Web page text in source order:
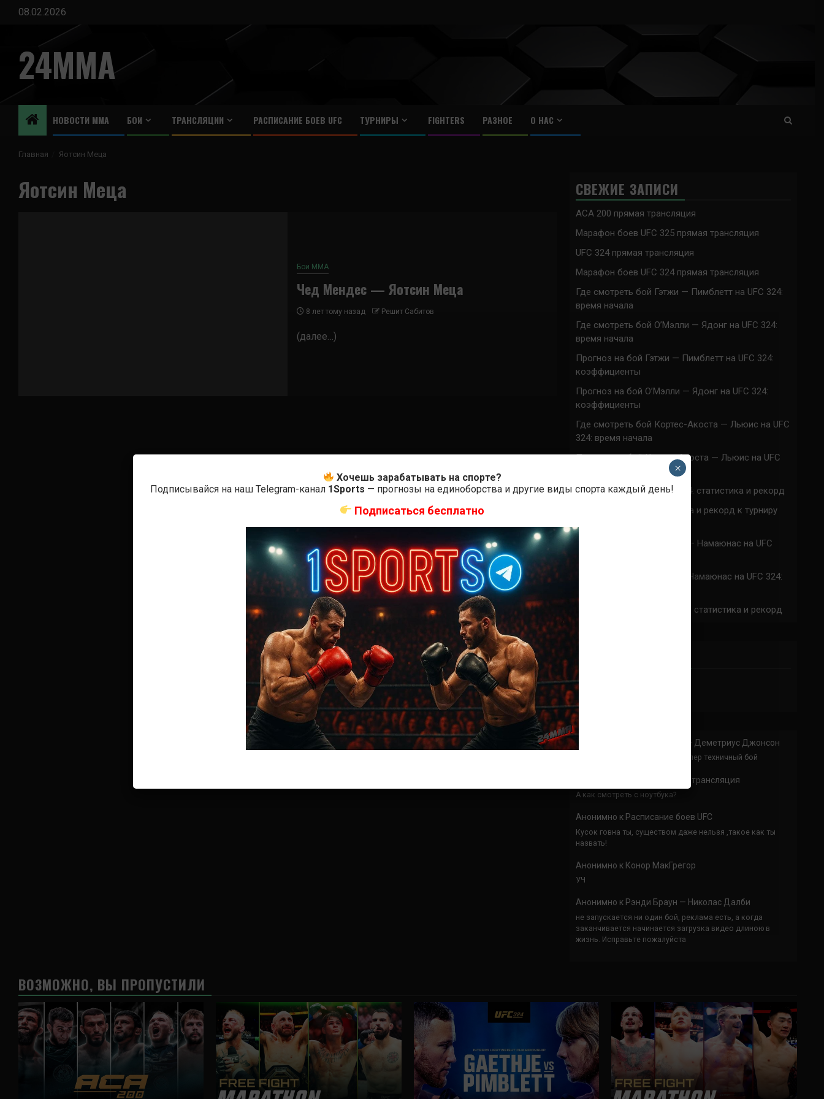
Перейти
содержимому
08.02.2026
24MMA
НОВОСТИ ММА БОИ ТРАНСЛЯЦИИ РАСПИСАНИЕ БОЕВ UFC ТУРНИРЫ FIGHTERS РАЗНОЕ О НАС
Главная Яотсин Меца
Яотсин Меца
Бои ММА
Чед Мендес — Яотсин Меца
8 лет тому назад Решит Сабитов
(далее…)
СВЕЖИЕ ЗАПИСИ
ACA 200 прямая трансляция
Марафон боев UFC 325 прямая трансляция
UFC 324 прямая трансляция
Марафон боев UFC 324 прямая трансляция
Где смотреть бой Гэтжи — Пимблетт на UFC 324:
время начала
Где смотреть бой О’Мэлли — Ядонг на UFC 324:
время начала
Прогноз на бой Гэтжи — Пимблетт на UFC 324:
коэффициенты
Прогноз на бой О’Мэлли — Ядонг на UFC 324:
коэффициенты
Где смотреть бой Кортес-Акоста — Льюис на UFC
324: время начала
Прогноз на бой Кортес-Акоста — Льюис на UFC
Наталья Сильва на UFC 324: статистика и рекорд
Роуз Намаюнас: статистика и рекорд к турниру
Где смотреть бой Сильва — Намаюнас на UFC
Прогноз на бой Сильва — Намаюнас на UFC 324:
Арнольд Аллен на UFC 324: статистика и рекорд
Анонимно Доминик Круз — Деметриус Джонсон
Спасибо что выложили этот супер техничный бой
UFC 324 прямая трансляция
А как смотреть с ноутбука?
Анонимно к Расписание боев UFC
Кусок говна ты, существом даже нельзя ,такое как ты
назвать!
Анонимно к Конор МакГрегор
УЧ
Анонимно к Рэнди Браун — Николас Далби
не запускается ни один бой, реклама есть, а когда
заканчивается начинается загрузка видео длиною в
жизнь. Исправьте пожалуйста
ВОЗМОЖНО, ВЫ ПРОПУСТИЛИ
Хочешь зарабатывать на спорте?
Подписывайся на наш Telegram-канал 1Sports — прогнозы на единоборства и другие виды спорта каждый день!
Подписаться бесплатно
×